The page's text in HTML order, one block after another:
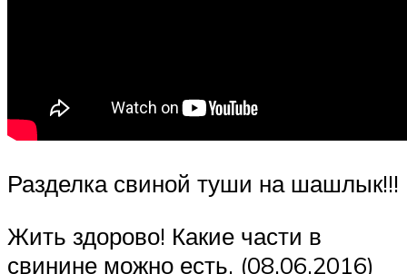
Разделка свиной туши на шашлык!!!
Жить здорово! Какие части в
свинине можно есть. (08.06.2016)